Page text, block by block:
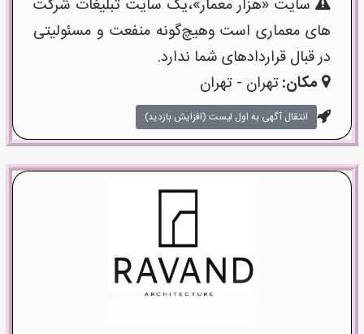
سایت «هزار معمار»،یک سایت تبلیغات شرکت
های معماری است وهیچ‌گونه منفعت و مسئولیتی
در قبال قراردادهای شما ندارد.
مکان:تهران - تهران
انتقال آگهی به اول لیست (افزایش بازدید)